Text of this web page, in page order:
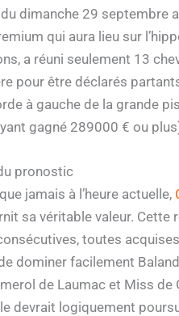
dimanche 29 septembre
qui aura lieu sur
a réuni seulement 13
pour être déclarés
à gauche de la grande
gagné 289000 € ou
pronostic
jamais à l’heure actuelle,
sa véritable valeur. Cette
toutes
dominer facilement
de Laumac et Miss
devrait logiquement